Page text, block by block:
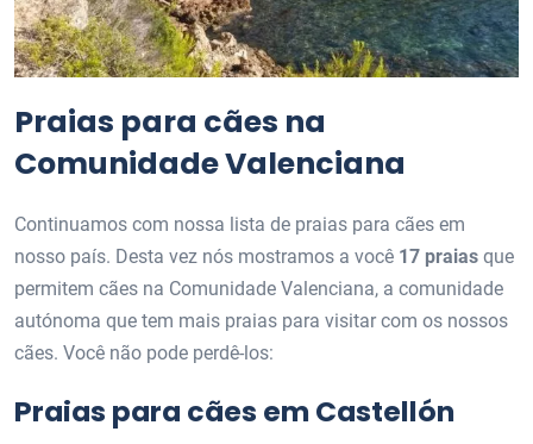
Praias para cães na
Comunidade Valenciana
Continuamos com nossa lista de praias para cães em
nosso país. Desta vez nós mostramos a você 17 praias que
permitem cães na Comunidade Valenciana, a comunidade
autónoma que tem mais praias para visitar com os nossos
cães. Você não pode perdê-los:
Praias para cães em Castellón